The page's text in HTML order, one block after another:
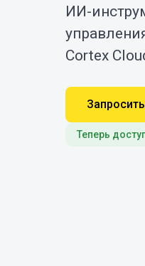
ИИ-
Cortex
Теперь